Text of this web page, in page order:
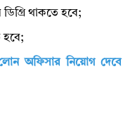
থাকতে হবে;
হবে;
অফিসার নিয়োগ দেবে